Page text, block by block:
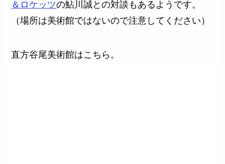
＆ロケッツの鮎川誠との対談もあるようです。
（場所は美術館ではないので注意してください）
直方谷尾美術館はこちら。